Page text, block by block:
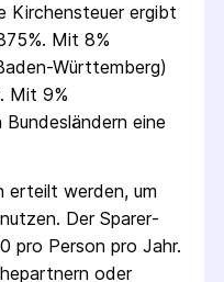
Kirchensteuer ergibt
Mit 8%
Württemberg)
Mit 9%
eine
erteilt werden, um
Der Sparer­
pro Person pro Jahr.
oder